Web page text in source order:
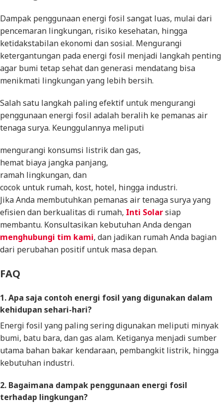
Dampak penggunaan energi fosil sangat luas, mulai dari
pencemaran lingkungan, risiko kesehatan, hingga
ketidakstabilan ekonomi dan sosial. Mengurangi
ketergantungan pada energi fosil menjadi langkah penting
agar bumi tetap sehat dan generasi mendatang bisa
menikmati lingkungan yang lebih bersih.
Salah satu langkah paling efektif untuk mengurangi
penggunaan energi fosil adalah beralih ke pemanas air
tenaga surya. Keunggulannya meliputi
mengurangi konsumsi listrik dan gas,
hemat biaya jangka panjang,
ramah lingkungan, dan
cocok untuk rumah, kost, hotel, hingga industri.
Jika Anda membutuhkan pemanas air tenaga surya yang
efisien dan berkualitas di rumah, Inti Solarsiap
membantu. Konsultasikan kebutuhan Anda dengan
menghubungi tim kami, dan jadikan rumah Anda bagian
dari perubahan positif untuk masa depan.
FAQ
1. Apa saja contoh energi fosil yang digunakan dalam
kehidupan sehari-hari?
Energi fosil yang paling sering digunakan meliputi minyak
bumi, batu bara, dan gas alam. Ketiganya menjadi sumber
utama bahan bakar kendaraan, pembangkit listrik, hingga
kebutuhan industri.
2. Bagaimana dampak penggunaan energi fosil
terhadap lingkungan?